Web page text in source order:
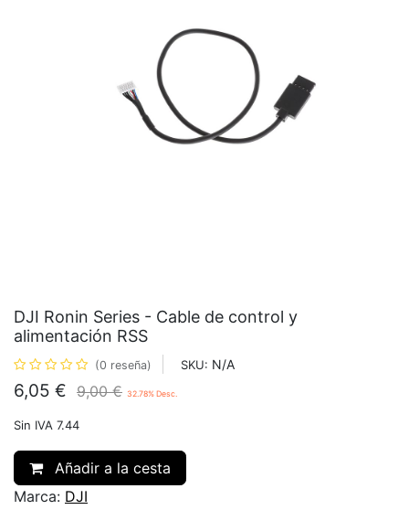
DJI Ronin Series - Cable de control y
alimentación RSS
(0 reseña) SKU: N/A
6,05 € 9,00€ 32.78% Desc.
Sin IVA 7.44
Añadir a la cesta
Marca: DJI